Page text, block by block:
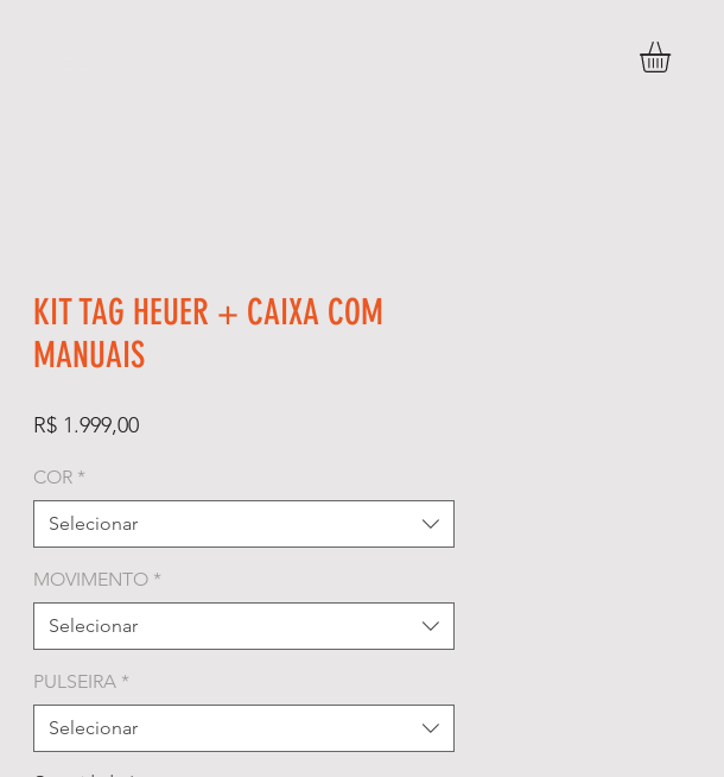
KIT TAG HEUER + CAIXA COM
MANUAIS
R$ 1.999,00Preço
COR *
Selecionar
MOVIMENTO *
Selecionar
PULSEIRA *
Selecionar